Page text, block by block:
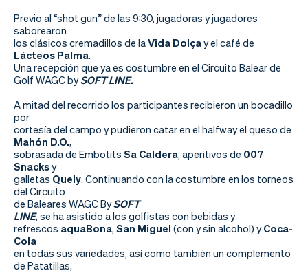
Previo al “shot gun” de las 9:30, jugadoras y jugadores
saborearon
los clásicos cremadillos de laVida Dolçay el café de
Lácteos Palma.
Una recepción que ya es costumbre en el Circuito Balear de
Golf WAGC bySOFT LINE.
A mitad del recorrido los participantes recibieron un bocadillo
por
cortesía del campo y pudieron catar en el halfway el queso de
Mahón D.O.,
sobrasada de Embotits Sa Caldera, aperitivos de 007
Snacksy
galletas Quely. Continuando con la costumbre en los torneos
del Circuito
de Baleares WAGC BySOFT
LINE, se ha asistido a los golfistas con bebidas y
refrescos aquaBona, San Miguel (con y sin alcohol) yCoca-
Cola
en todas sus variedades, así como también un complemento
de Patatillas,